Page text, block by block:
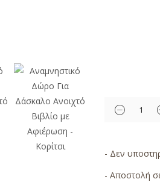
- Δεν
- Αποστολή